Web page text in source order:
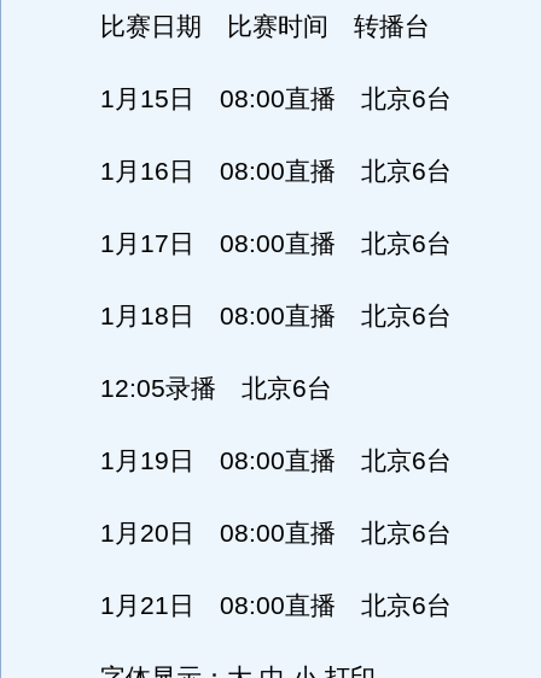
比赛日期 比赛时间 转播台
1月15日 08:00直播 北京6台
1月16日 08:00直播 北京6台
1月17日 08:00直播 北京6台
1月18日 08:00直播 北京6台
12:05录播 北京6台
1月19日 08:00直播 北京6台
1月20日 08:00直播 北京6台
1月21日 08:00直播 北京6台